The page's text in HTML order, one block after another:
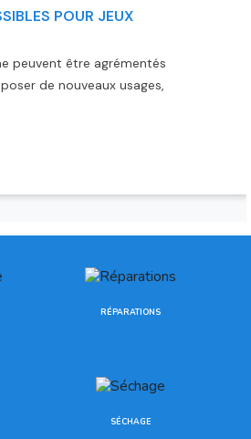
POUR JEUX
peuvent être agrémentés
de nouveaux usages,
RÉPARATIONS
SÉCHAGE